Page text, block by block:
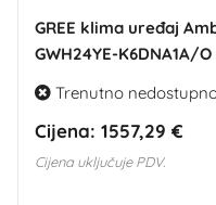
GREE klima uređaj
GWH24YE-K6DNA1A/
Trenutno
Cijena: 1557,29 €
Cijena uključuje PDV.